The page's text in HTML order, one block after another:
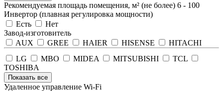
Рекомендуемая площадь помещения, м² (не более) 6 - 100
Инвертор (плавная регулировка мощности)
Есть
Нет
Завод-изготовитель
AUX
GREE HAIER HISENSE
HITACHI
LG
MBO MIDEA MITSUBISHI
TCL
TOSHIBA
Показать все
Удаленное управление Wi-Fi